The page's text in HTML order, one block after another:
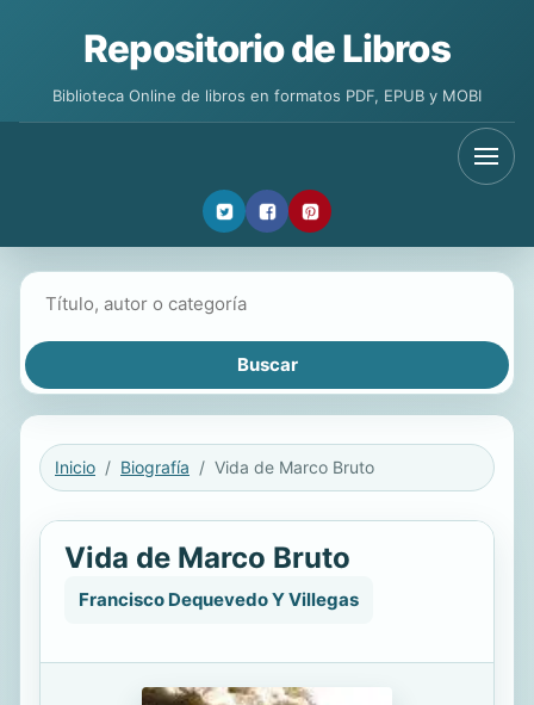
Repositorio de Libros
Biblioteca Online de libros en formatos PDF, EPUB y MOBI
Inicio Biografía Vida de Marco Bruto
Vida de Marco Bruto
Francisco Dequevedo Y Villegas